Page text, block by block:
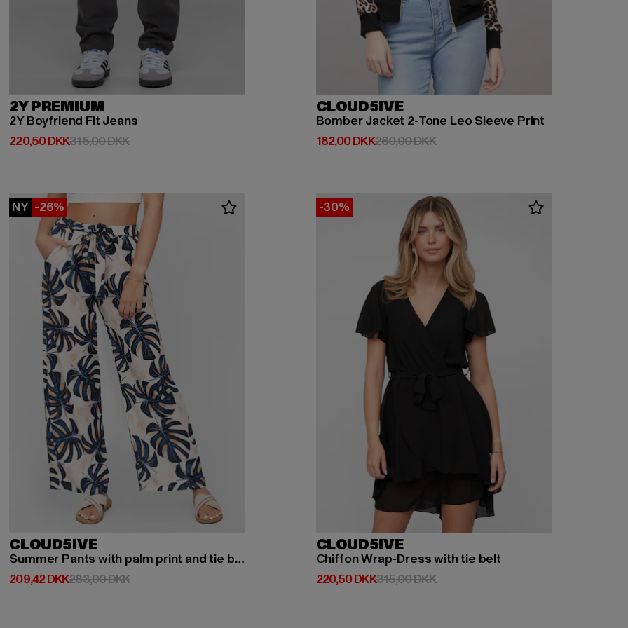
2Y PREMIUM
2Y Boyfriend Fit Jeans
220,50 DKK
Nuværende pris: 220,50 DKK
315,00 DKKKampagnepris: 315,00 DKK
CLOUD5IVE
Bomber Jacket 2-Tone Leo Sleeve Print
182,00 DKK
Nuværende pris: 182,00 DKK
260,00 DKKKampagnepris: 260,00 DKK
NY -26%
CLOUD5IVE
Summer Pants with palm print and tie belt
209,42 DKK
Nuværende pris: 209,42 DKK
283,00 DKKKampagnepris: 283,00 DKK
-30%
CLOUD5IVE
Chiffon Wrap-Dress with tie belt
220,50 DKK
Nuværende pris: 220,50 DKK
315,00 DKKKampagnepris: 315,00 DKK